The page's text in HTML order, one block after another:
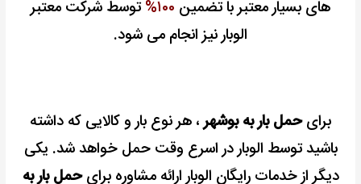
های بسیار معتبر با تضمین ۱۰۰%
توسط شرکت معتبر
الوبار نیز انجام می شود.
برایحمل بار به بوشهر، هر نوع بار و کالایی که داشته
باشید توسط الوبار در اسرع وقت حمل خواهد شد. یکی
دیگر از خدمات رایگان الوبار ارائه مشاوره برایحمل بار به